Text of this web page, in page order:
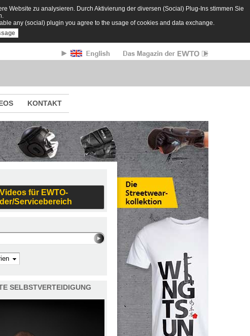
Website zu analysieren. Durch Aktivierung der diversen (Social) Plug-Ins stimmen Sie
any (social) plugin you agree to the usage of cookies and data exchange.
KONTAKT
für EWTO-
Servicebereich
SELBSTVERTEIDIGUNG